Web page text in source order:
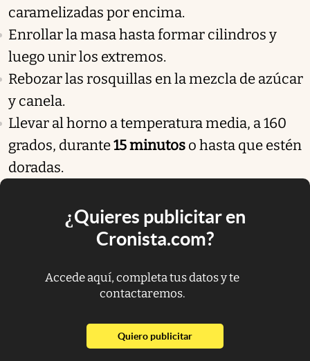
caramelizadas por encima.
Enrollar la masa hasta formar cilindros y
luego unir los extremos.
Rebozar las rosquillas en la mezcla de azúcar
y canela.
Llevar al horno a temperatura media, a 160
grados, durante15 minutos o hasta que estén
doradas.
¿Quieres publicitar en
Cronista.com?
Accede aquí, completa tus datos y te
contactaremos.
Quiero publicitarabre en nueva pestaña